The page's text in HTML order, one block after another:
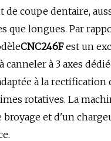
coupe dentaire,
que longues. Par
CNC246Fest un
canneler à 3 axes
à la rectification
rotatives. La
broyage et d'un